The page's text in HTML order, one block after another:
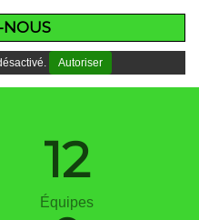
NOUS
Autoriser
12
Équipes